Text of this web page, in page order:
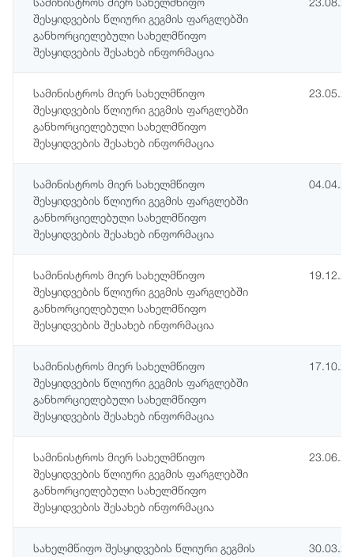
შესყიდვების წლიური გეგმის ფარგლებში
განხორციელებული სახელმწიფო
შესყიდვების შესახებ ინფორმაცია
სამინისტროს მიერ სახელმწიფო
შესყიდვების წლიური გეგმის ფარგლებში
განხორციელებული სახელმწიფო
შესყიდვების შესახებ ინფორმაცია
სამინისტროს მიერ სახელმწიფო
შესყიდვების წლიური გეგმის ფარგლებში
განხორციელებული სახელმწიფო
შესყიდვების შესახებ ინფორმაცია
სამინისტროს მიერ სახელმწიფო
შესყიდვების წლიური გეგმის ფარგლებში
განხორციელებული სახელმწიფო
შესყიდვების შესახებ ინფორმაცია
სამინისტროს მიერ სახელმწიფო
შესყიდვების წლიური გეგმის ფარგლებში
განხორციელებული სახელმწიფო
შესყიდვების შესახებ ინფორმაცია
სამინისტროს მიერ სახელმწიფო
შესყიდვების წლიური გეგმის ფარგლებში
განხორციელებული სახელმწიფო
შესყიდვების შესახებ ინფორმაცია
სახელმწიფო შესყიდვების წლიური გეგმის